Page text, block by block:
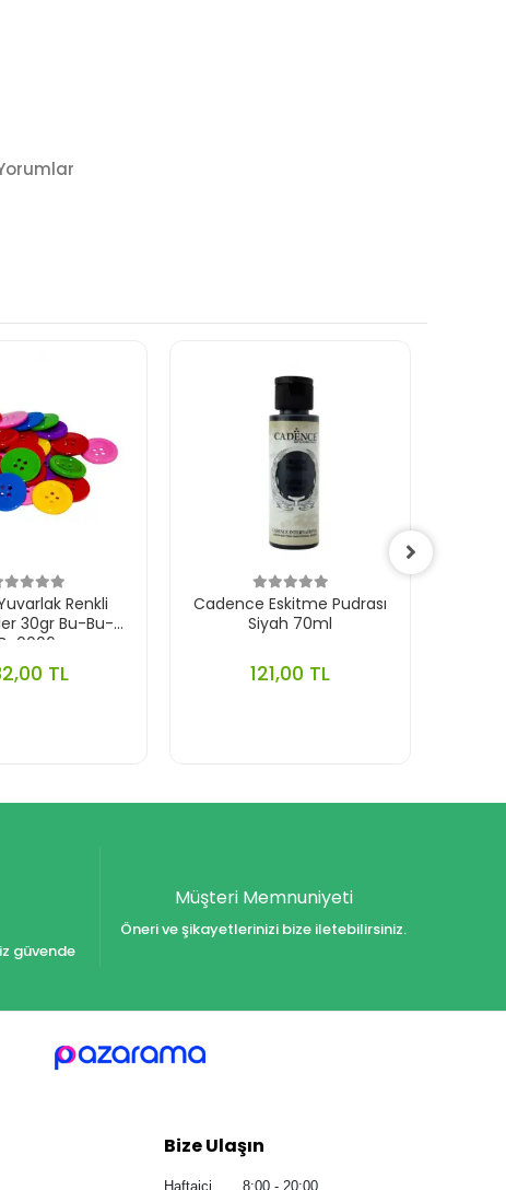
Renkli
30gr Bu-Bu-
TL
Cadence Eskitme Pudrası
Siyah 70ml
121,00 TL
güvende
Müşteri Memnuniyeti
Öneri ve şikayetlerinizi bize iletebilirsiniz.
Bize Ulaşın
Haftaiçi 8:00 - 20:00